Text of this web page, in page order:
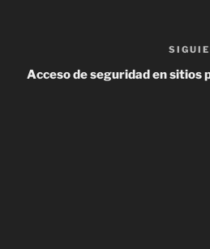
Acceso de seguridad en sitios